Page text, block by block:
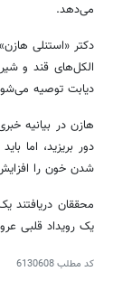
می‌دهد.
دکتر «استنلی هازن
الکل‌های قند و
دیابت توصیه
هازندر بیانیه
دور بریزید، اما
شدن خون را
محققان دریافتند
یک رویداد قلبی
کد مطلب6130608